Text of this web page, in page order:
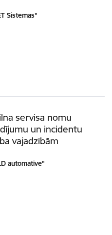
Sistēmas"
servisa nomu
un incidentu
vajadzībām
automative"